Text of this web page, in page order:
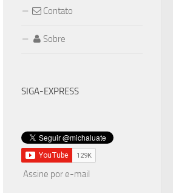
Contato
Sobre
SIGA-EXPRESS
Assine por e-mail